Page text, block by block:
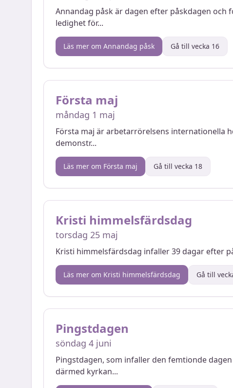
Annandag påsk är dagen efter påskdagen och
ledighet för...
Läs mer om Annandag påsk Gå till vecka 16
Första maj
måndag 1 maj
Första maj är arbetarrörelsens internationella
demonstr...
Läs mer om Första maj Gå till vecka 18
Kristi himmelsfärdsdag
torsdag 25 maj
Kristi himmelsfärdsdag infaller 39 dagar efter
Läs mer om Kristi himmelsfärdsdag Gå till
Pingstdagen
söndag 4 juni
Pingstdagen, som infaller den femtionde
därmed kyrkan...